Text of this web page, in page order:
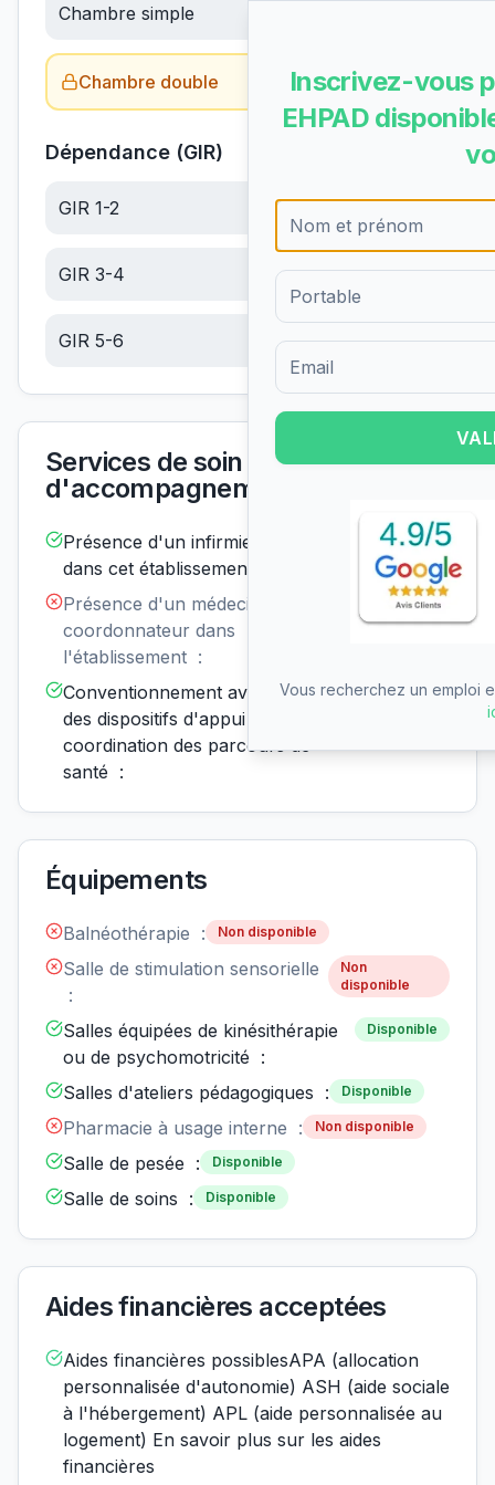
Chambre simple
Chambre double Obtenir le tarif →
Dépendance (GIR)
GIR 1-2 6.10€/jour
GIR 3-4 6.10€/jour
GIR 5-6 6.10€/jour
Services de soin et
d'accompagnement
Présence d'un infirmier de nuit
dans cet établissement :
Disponible
Présence d'un médecin
coordonnateur dans
l'établissement :
Non
disponible
Conventionnement avec un ou
des dispositifs d'appui à la
coordination des parcours de
santé :
Disponible
Équipements
Balnéothérapie : Non disponible
Salle de stimulation sensorielle
:
Non
disponible
Salles équipées de kinésithérapie
ou de psychomotricité :
Disponible
Salles d'ateliers pédagogiques : Disponible
Pharmacie à usage interne : Non disponible
Salle de pesée : Disponible
Salle de soins : Disponible
Aides financières acceptées
Aides financières possiblesAPA (allocation
personnalisée d'autonomie) ASH (aide sociale
à l'hébergement) APL (aide personnalisée au
logement) En savoir plus sur les aides
financières
Inscrivez-vous
EHPAD
Formulaire d'inscription pour
Vous recherchez un emploi